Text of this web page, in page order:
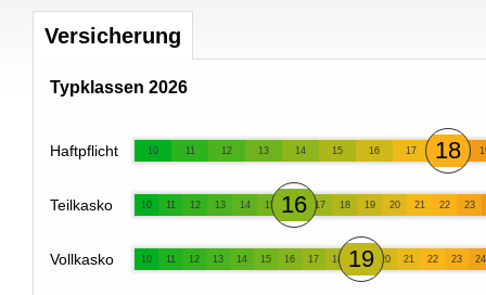
Versicherung
Typklassen 2026
Haftpflicht 10 11 12 13 14 15 16 17 18
Teilkasko 10 11 12 13 14 15 16 17 18 19 20 21 22 23
Vollkasko 10 11 12 13 14 15 16 17 18 19 20 21 22 23 24